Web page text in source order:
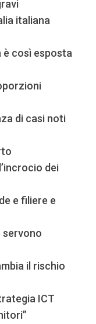
italiana
è così esposta
di casi noti
dei
e filiere e
servono
il rischio
ICT